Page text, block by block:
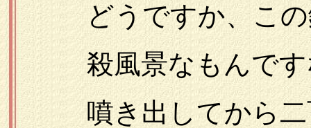
どうですか、この
殺風景なもんです
噴き出してから二百